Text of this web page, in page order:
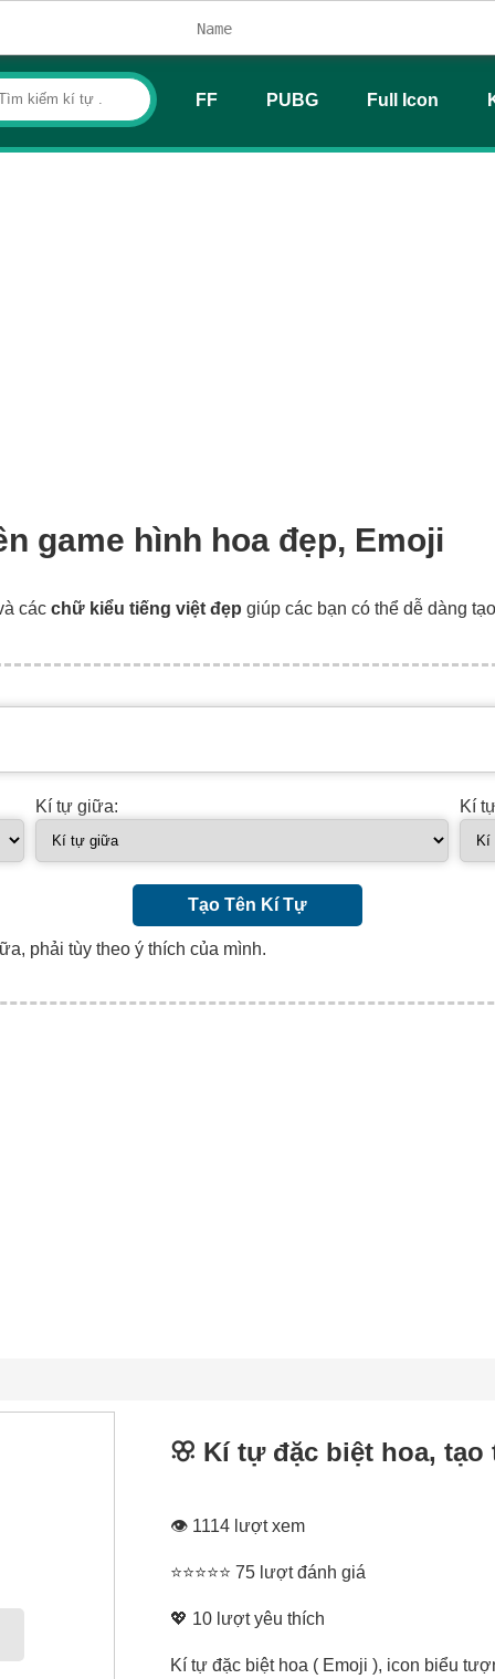
FF PUBG Full Icon
game hình hoa đẹp, Emoji
các chữ kiểu tiếng việt đẹp giúp các bạn có thể dễ dàng
Kí tự giữa: Kí
Tạo Tên Kí Tự
phải tùy theo ý thích của mình.
ꕣ Kí tự đặc biệt hoa, tạo
👁 1114 lượt xem
⭐⭐⭐⭐⭐ 75 lượt đánh giá
💖 10 lượt yêu thích
Kí tự đặc biệt hoa ( Emoji ), icon biểu